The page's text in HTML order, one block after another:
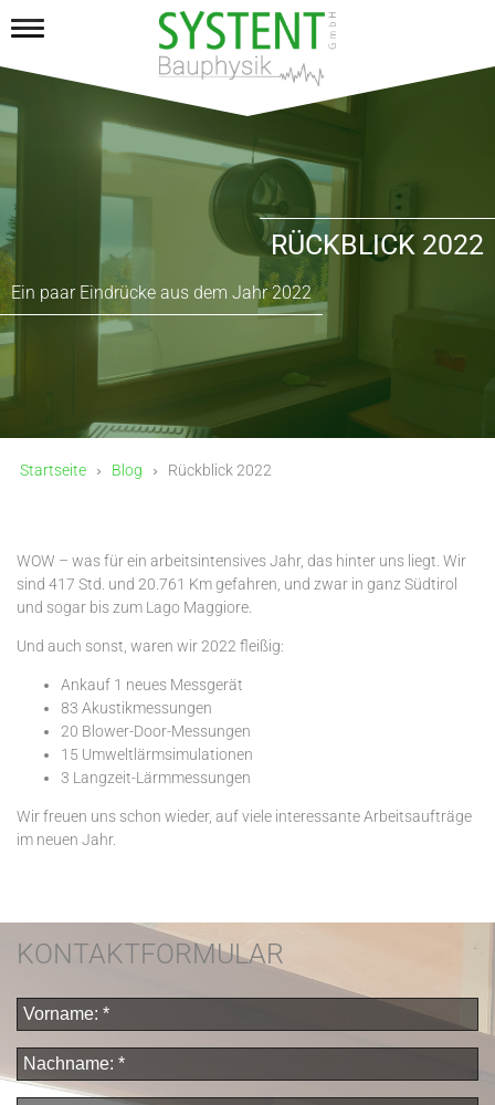
RÜCKBLICK 2022
Ein paar Eindrücke aus dem Jahr 2022
Startseite Blog Rückblick 2022
WOW – was für ein arbeitsintensives Jahr, das hinter uns liegt. Wir
sind 417 Std. und 20.761 Km gefahren, und zwar in ganz Südtirol
und sogar bis zum Lago Maggiore.
Und auch sonst, waren wir 2022 fleißig:
Ankauf 1 neues Messgerät
83 Akustikmessungen
20 Blower-Door-Messungen
15 Umweltlärmsimulationen
3 Langzeit-Lärmmessungen
Wir freuen uns schon wieder, auf viele interessante Arbeitsaufträge
im neuen Jahr.
KONTAKTFORMULAR